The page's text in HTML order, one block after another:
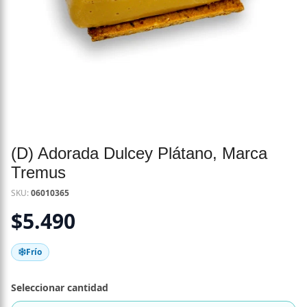
(D) Adorada Dulcey Plátano, Marca
Tremus
SKU:06010365
$5.490
Frío
Seleccionar cantidad